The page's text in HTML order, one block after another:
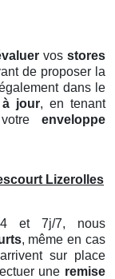
vos stores
de proposer la
dans le
à jour, en tenant
enveloppe
Lizerolles
et 7j/7, nous
, même en cas
sur place
une remise